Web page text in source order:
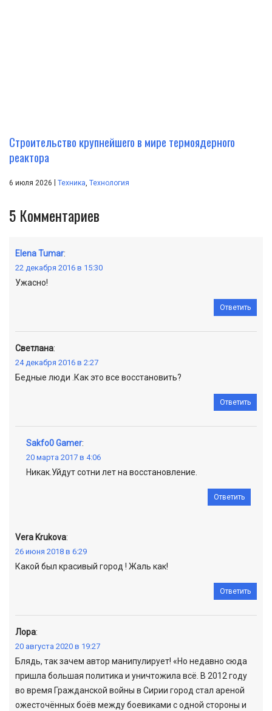
Строительство крупнейшего в мире термоядерного
реактора
6 июля 2026 Техника, Технология
5 Комментариев
Elena Tumar:
22 декабря 2016 в 15:30
Ужасно!
Ответить
Светлана:
24 декабря 2016 в 2:27
Бедные люди .Как это все восстановить?
Ответить
Sakfo0 Gamer:
20 марта 2017 в 4:06
Никак.Уйдут сотни лет на восстановление.
Ответить
Vera Krukova:
26 июня 2018 в 6:29
Какой был красивый город ! Жаль как!
Ответить
Лора:
20 августа 2020 в 19:27
Блядь, так зачем автор манипулирует! «Но недавно сюда
пришла большая политика и уничтожила всё. В 2012 году
во время Гражданской войны в Сирии город стал ареной
ожесточённых боёв между боевиками с одной стороны и